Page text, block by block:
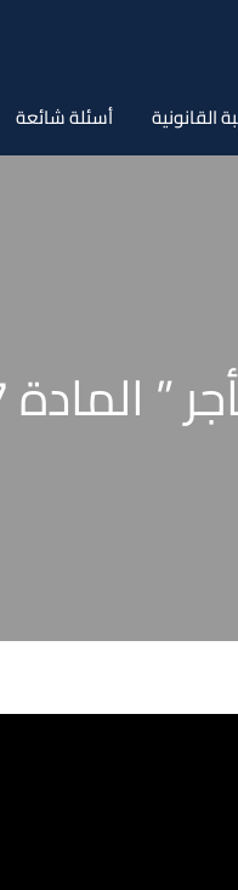
القانونية أسئلة شائعة
مرافعات “